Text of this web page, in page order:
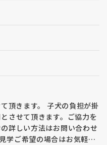
頂きます。 子犬の負担が掛
させて頂きます。ご協力を
詳しい方法はお問い合わせ
学ご希望の場合はお気軽に